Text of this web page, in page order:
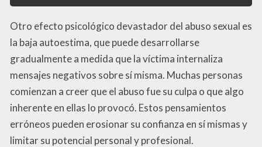
Otro efecto psicológico devastador del abuso sexual es
la baja autoestima, que puede desarrollarse
gradualmente a medida que la víctima internaliza
mensajes negativos sobre sí misma. Muchas personas
comienzan a creer que el abuso fue su culpa o que algo
inherente en ellas lo provocó. Estos pensamientos
erróneos pueden erosionar su confianza en sí mismas y
limitar su potencial personal y profesional.